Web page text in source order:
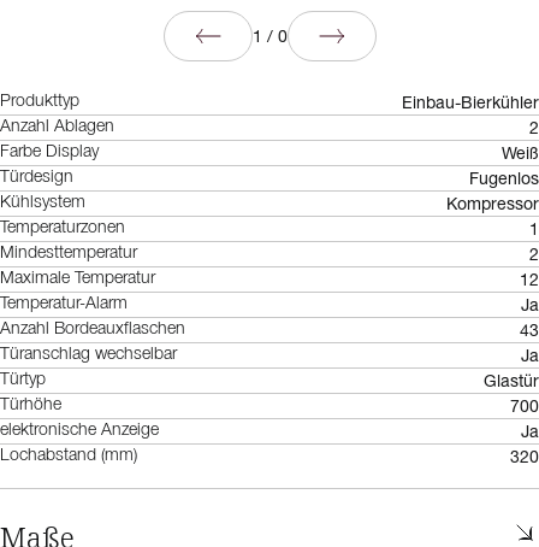
1 / 0
Produkttyp Einbau-Bierkühler
Anzahl Ablagen 2
Farbe Display Weiß
Türdesign Fugenlos
Kühlsystem Kompressor
Temperaturzonen 1
Mindesttemperatur 2
Maximale Temperatur 12
Temperatur-Alarm Ja
Anzahl Bordeauxflaschen 43
Türanschlag wechselbar Ja
Türtyp Glastür
Türhöhe 700
elektronische Anzeige Ja
Lochabstand (mm) 320
Maße